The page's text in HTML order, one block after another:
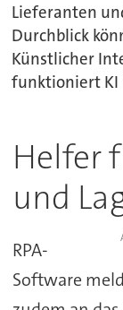
Lieferanten
Durchblick
Künstlicher
funktioniert KI
Helfer
und
RPA-
Software